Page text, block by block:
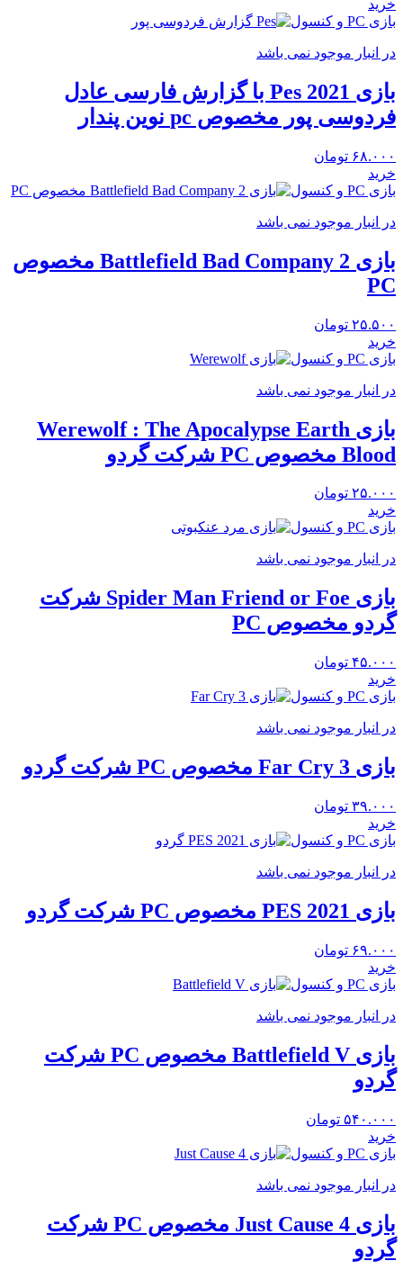
خرید
بازی PC و کنسول
در انبار موجود نمی باشد
بازی Pes 2021 با گزارش فارسی عادل
فردوسی پور مخصوص pc نوین پندار
۶۸.۰۰۰ تومان
خرید
بازی PC و کنسول
در انبار موجود نمی باشد
بازی Battlefield Bad Company 2 مخصوص
PC
۲۵.۵۰۰ تومان
خرید
بازی PC و کنسول
در انبار موجود نمی باشد
بازی Werewolf : The Apocalypse Earth
Blood مخصوص PC شرکت گردو
۲۵.۰۰۰ تومان
خرید
بازی PC و کنسول
در انبار موجود نمی باشد
بازی Spider Man Friend or Foe شرکت
گردو مخصوص PC
۴۵.۰۰۰ تومان
خرید
بازی PC و کنسول
در انبار موجود نمی باشد
بازی Far Cry 3 مخصوص PC شرکت گردو
۳۹.۰۰۰ تومان
خرید
بازی PC و کنسول
در انبار موجود نمی باشد
بازی PES 2021 مخصوص PC شرکت گردو
۶۹.۰۰۰ تومان
خرید
بازی PC و کنسول
در انبار موجود نمی باشد
بازی Battlefield V مخصوص PC شرکت
گردو
۵۴۰.۰۰۰ تومان
خرید
بازی PC و کنسول
در انبار موجود نمی باشد
بازی Just Cause 4 مخصوص PC شرکت
گردو